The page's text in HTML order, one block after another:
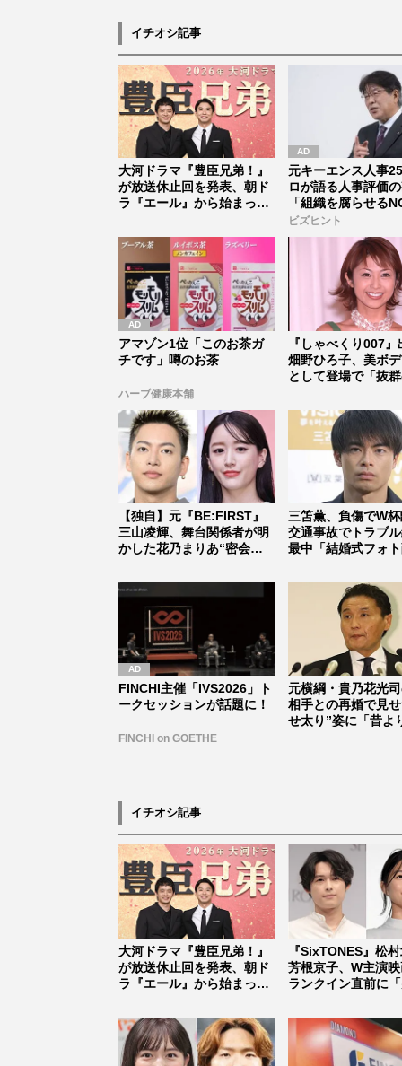
イチオシ記事
大河ドラマ『豊臣兄弟！』
が放送休止回を発表、朝ド
ラ『エール』から始まった
元キーエンス人事
ロが語る人事評価
「組織を腐らせる
価」とは...
ビズヒント
アマゾン1位「このお茶ガ
チです」噂のお茶
ハーブ健康本舗
『しゃべくり007』
畑野ひろ子、美ボ
として登場で「抜
【独自】元『BE:FIRST』
三山凌輝、舞台関係者が明
かした花乃まりあ“密会報
三笘薫、負傷でW
交通事故でトラブ
最中「結婚式フォ
FINCHI主催「IVS2026」ト
ークセッションが話題に！
FINCHI on GOETHE
元横綱・貴乃花光
相手との再婚で見
せ太り”姿に「昔よ
イチオシ記事
大河ドラマ『豊臣兄弟！』
が放送休止回を発表、朝ド
ラ『エール』から始まった
『SixTONES』松
芳根京子、W主演
ランクイン直前に